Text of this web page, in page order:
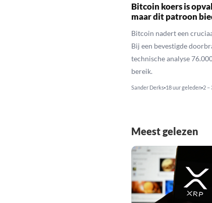
Bitcoin koers is
maar dit patroon
Bitcoin nadert een
Bij een bevestigde
technische analyse
bereik.
Sander Derks 18 uur geleden 2 –
Meest gelezen